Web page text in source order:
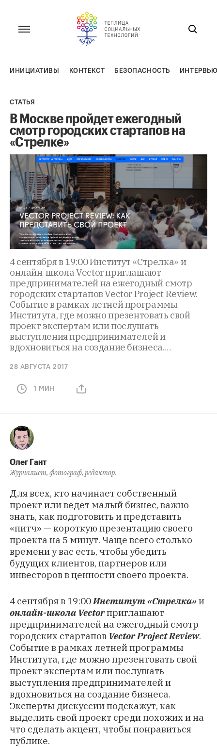
ИНИЦИАТИВЫ КОНТЕКСТ БЕЗОПАСНОСТЬ
СТАТЬЯ
В Москве пройдет ежегодный
смотр городских стартапов на
«Стрелке»
4 сентября в 19:00 Институт «Стрелка» и
онлайн-школа Vector приглашают
предпринимателей на ежегодный смотр
городских стартапов Vector Project Review.
Событие в рамках летней программы
Института, где можно презентовать свой
проект экспертам или послушать
выступления предпринимателей и
вдохновиться на создание бизнеса.…
28 АВГУСТА 2017
1 МИН
Олег Гант
Журналист, фотограф, редактор.
Для всех, кто начинает собственный
проект или ведет малый бизнес, важно
знать, как подготовить и представить
«питч» — короткую презентацию своего
проекта на 5 минут. Чаще всего столько
времени у вас есть, чтобы убедить
будущих клиентов, партнеров или
инвесторов в ценности своего проекта.
4 сентября в 19:00 Институт «Стрелка» и
онлайн-школа Vectorприглашают
предпринимателей на ежегодный смотр
городских стартапов Vector Project Review.
Событие в рамках летней программы
Института, где можно презентовать свой
проект экспертам или послушать
выступления предпринимателей и
вдохновиться на создание бизнеса.
Эксперты дискуссии подскажут, как
выделить свой проект среди похожих и на
что сделать акцент, чтобы понравиться
публике.